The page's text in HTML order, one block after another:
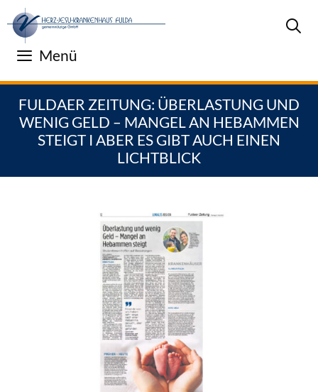
Inhalt
springen
Menü
FULDAER ZEITUNG: ÜBERLASTUNG UND
WENIG GELD – MANGEL AN HEBAMMEN
STEIGT I ABER ES GIBT AUCH EINEN
LICHTBLICK